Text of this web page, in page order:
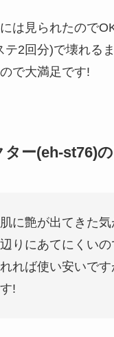
は見られたのでOK
テ2回分)で壊れる
で大満足 です!
ー(eh-st76)の
に艶が出てきた気
りにあてにくいの
れば使い安いです
!